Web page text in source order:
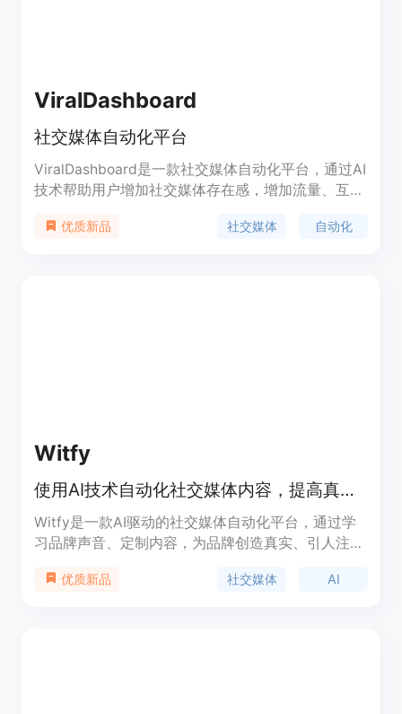
ViralDashboard
社交媒体自动化平台
ViralDashboard是一款社交媒体自动化平台，通过AI
技术帮助用户增加社交媒体存在感，增加流量、互动
析功能，支持Facebook、Instagram、YouTube、
优质新品 社交媒体 自动化
Witfy
使用AI技术自动化社交媒体内容，提高真实参与度和增长受众。
Witfy是一款AI驱动的社交媒体自动化平台，通过学
习品牌声音、定制内容，为品牌创造真实、引人注目
点、根据平台实时优化内容，提高内容质量和品牌认
优质新品 社交媒体 AI